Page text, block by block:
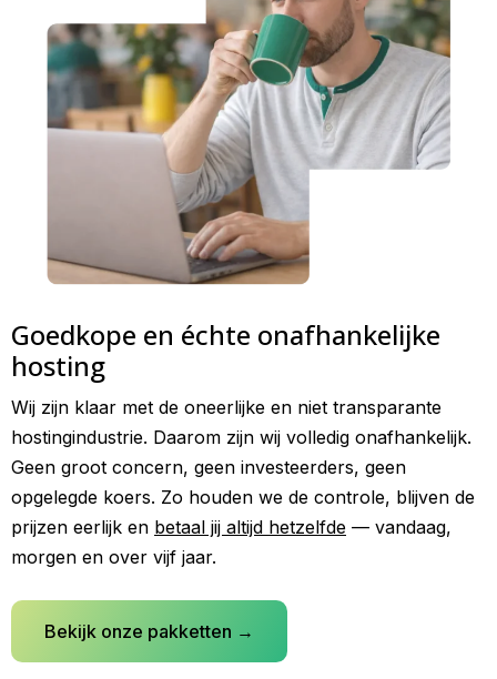
Goedkope en échte onafhankelijke
hosting
Wij zijn klaar met de oneerlijke en niet transparante
hostingindustrie. Daarom zijn wij volledig onafhankelijk.
Geen groot concern, geen investeerders, geen
opgelegde koers. Zo houden we de controle, blijven de
prijzen eerlijk en betaal jij altijd hetzelfde — vandaag,
morgen en over vijf jaar.
Bekijk onze pakketten →